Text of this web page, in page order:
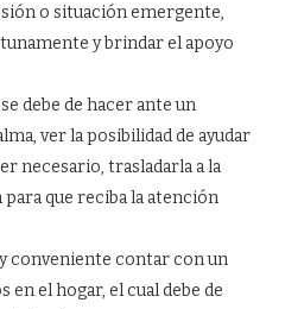
o situación emergente,
y brindar el apoyo
debe de hacer ante un
ver la posibilidad de ayudar
necesario, trasladarla a la
que reciba la atención
conveniente contar con un
el hogar, el cual debe de